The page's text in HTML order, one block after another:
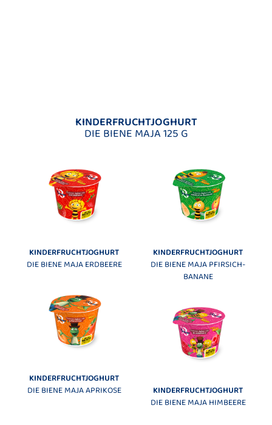
KINDERFRUCHTJOGHURT
DIE BIENE MAJA 125 G
KINDERFRUCHTJOGHURT
DIE BIENE MAJA ERDBEERE
KINDERFRUCHTJOGHURT
DIE BIENE MAJA PFIRSICH-
BANANE
KINDERFRUCHTJOGHURT
DIE BIENE MAJA APRIKOSE
KINDERFRUCHTJOGHURT
DIE BIENE MAJA HIMBEERE